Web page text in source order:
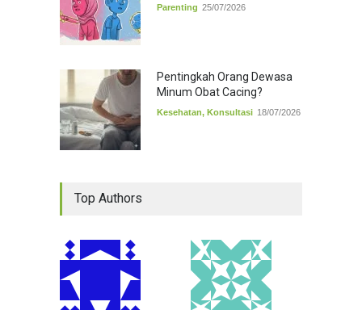
Parenting 25/07/2026
Pentingkah Orang Dewasa
Minum Obat Cacing?
Kesehatan, Konsultasi 18/07/2026
Top Authors